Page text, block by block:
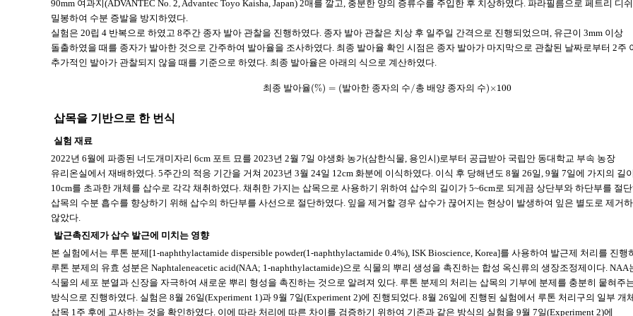
90mm 여과지(ADVANTEC No. 2, Advantec Toyo Kaisha, Japan) 2매를 깔고, 충분한 양의 증류수를 주입한 후 치상하였다. 파라필름으로 페트리 디
밀봉하여 수분 증발을 방지하였다.
실험은 20립 4 반복으로 하였고 8주간 종자 발아 관찰을 진행하였다. 종자 발아 관찰은 치상 후 일주일 간격으로 진행되었으며, 유근이 3mm 이상
돌출하였을 때를 종자가 발아한 것으로 간주하여 발아율을 조사하였다. 최종 발아율 확인 시점은 종자 발아가 마지막으로 관찰된 날짜로부터 2주
추가적인 발아가 관찰되지 않을 때를 기준으로 하였다. 최종 발아율은 아래의 식으로 계산하였다.
최 종 발아율(%) = (발아한 종자의 수 /총 배 양 종자의 수)×100
삽목을 기반으로 한 번식
실험 재료
2022년 6월에 파종된 너도개미자리 6cm 포트 묘를 2023년 2월 7일 야생화 농가(삼한식물, 용인시)로부터 공급받아 국립안 동대학교 부속 농장
유리온실에서 재배하였다. 5주간의 적응 기간을 거쳐 2023년 3월 24일 12cm 화분에 이식하였다. 이식 후 당해년도 8월 26일, 9월 7일에 가지의 길
10cm를 초과한 개체를 삽수로 각각 채취하였다. 채취한 가지는 삽목으로 사용하기 위하여 삽수의 길이가 5~6cm로 되게끔 상단부와 하단부를 절단
삽목의 수분 흡수를 향상하기 위해 삽수의 하단부를 사선으로 절단하였다. 잎을 제거할 경우 삽수가 끊어지는 현상이 발생하여 잎은 별도로 제거
않았다.
발근촉진제가 삽수 발근에 미치는 영향
본 실험에서는 루톤 분제[1-naphthylactamide dispersible powder(1-naphthylactamide 0.4%), ISK Bioscience, Korea]를 사용하여 발근제 처리를 진행
루톤 분제의 유효 성분은 Naphtaleneacetic acid(NAA; 1-naphthylactamide)으로 식물의 뿌리 생성을 촉진하는 합성 옥신류의 생장조정제이다. NAA
식물의 세포 분열과 신장을 자극하여 새로운 뿌리 형성을 촉진하는 것으로 알려져 있다. 루톤 분제의 처리는 삽목의 기부에 분제를 충분히 뭍혀주
방식으로 진행하였다. 실험은 8월 26일(Experiment 1)과 9월 7일(Experiment 2)에 진행되었다. 8월 26일에 진행된 실험에서 루톤 처리구의 일부 개
삽목 1주 후에 고사하는 것을 확인하였다. 이에 따라 처리에 따른 차이를 검증하기 위하여 기존과 같은 방식의 실험을 9월 7일(Experiment 2)에